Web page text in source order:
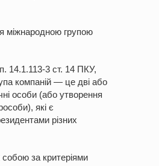
міжнародною групою
14.1.113-3 ст. 14 ПКУ,
компаній — це дві або
особи (або утворення
які є
різних
собою за критеріями